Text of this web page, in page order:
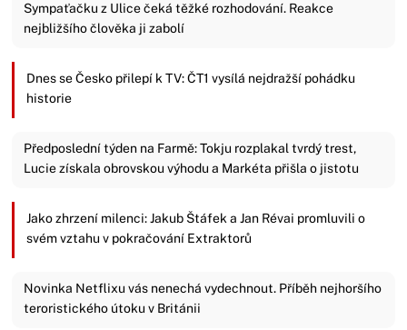
Sympaťačku z Ulice čeká těžké rozhodování. Reakce
nejbližšího člověka ji zabolí
Dnes se Česko přilepí k TV: ČT1 vysílá nejdražší pohádku
historie
Předposlední týden na Farmě: Tokju rozplakal tvrdý trest,
Lucie získala obrovskou výhodu a Markéta přišla o jistotu
Jako zhrzení milenci: Jakub Štáfek a Jan Révai promluvili o
svém vztahu v pokračování Extraktorů
Novinka Netflixu vás nenechá vydechnout. Příběh nejhoršího
teroristického útoku v Británii